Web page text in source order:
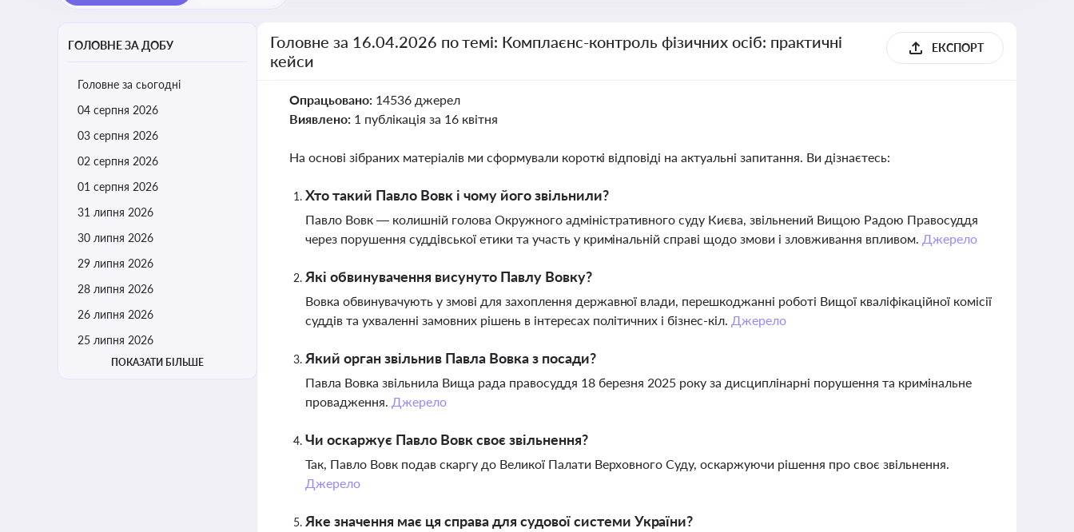
ГОЛОВНЕ ЗА ДОБУ
Головне за сьогодні
04 серпня 2026
03 серпня 2026
02 серпня 2026
01 серпня 2026
31 липня 2026
30 липня 2026
29 липня 2026
28 липня 2026
26 липня 2026
25 липня 2026
ПОКАЗАТИ БІЛЬШЕ
Головне за 16.04.2026 по темі: Комплаєнс-контроль фізичних осіб: практичні
кейси
ЕКСПОРТ
Опрацьовано: 14536 джерел
Виявлено: 1 публікація за 16 квітня
На основі зібраних матеріалів ми сформували короткі відповіді на актуальні запитання. Ви дізнаєтесь:
Хто такий Павло Вовк і чому його звільнили?
Павло Вовк — колишній голова Окружного адміністративного суду Києва, звільнений Вищою Радою Правосуддя
через порушення суддівської етики та участь у кримінальній справі щодо змови і зловживання впливом. Джерело
Які обвинувачення висунуто Павлу Вовку?
Вовка обвинувачують у змові для захоплення державної влади, перешкоджанні роботі Вищої кваліфікаційної комісії
суддів та ухваленні замовних рішень в інтересах політичних і бізнес-кіл. Джерело
Який орган звільнив Павла Вовка з посади?
Павла Вовка звільнила Вища рада правосуддя 18 березня 2025 року за дисциплінарні порушення та кримінальне
провадження. Джерело
Чи оскаржує Павло Вовк своє звільнення?
Так, Павло Вовк подав скаргу до Великої Палати Верховного Суду, оскаржуючи рішення про своє звільнення.
Джерело
Яке значення має ця справа для судової системи України?